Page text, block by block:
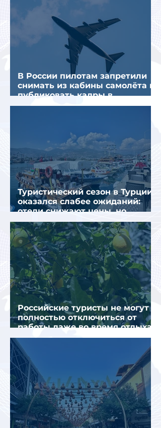
В России пилотам запретили
снимать из кабины самолёта и
публиковать кадры в
интернете
Туристический сезон в Турции
оказался слабее ожиданий:
отели снижают цены, но
загрузка остается низкой
Российские туристы не могут
полностью отключиться от
работы даже во время отдыха
в Турции